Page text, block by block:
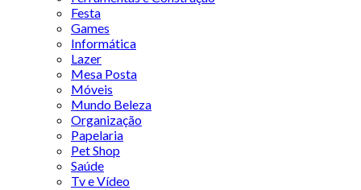
Festa
Games
Informática
Lazer
Mesa Posta
Móveis
Mundo Beleza
Organização
Papelaria
Pet Shop
Saúde
Tv e Vídeo